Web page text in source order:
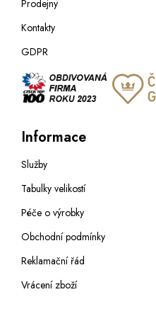
Prodejny
Kontakty
GDPR
Informace
Služby
Tabulky velikostí
Péče o výrobky
Obchodní podmínky
Reklamační řád
Vrácení zboží